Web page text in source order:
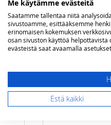
3 linjan sydän
Olet
Sydän 3 linjaa
star
stars
stars
stars
stars
Me käytämme evästeitä
Saatamme tallentaa niitä
sivustoamme, esittääksemme
erinomaisen kokemuksen
osan sivuston käyttöä
evästeistä saat avaamalla
Estä kaikki